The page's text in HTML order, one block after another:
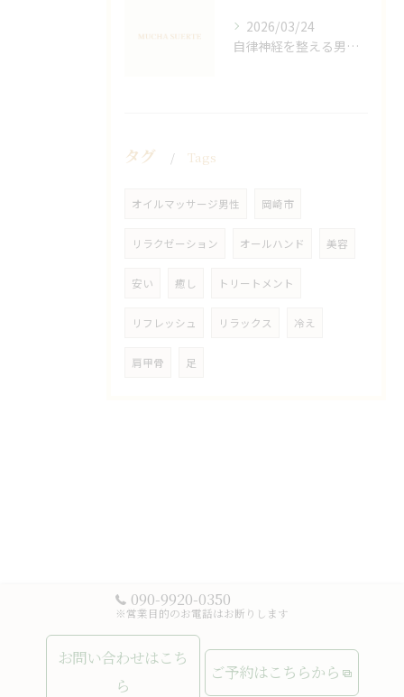
2026/03/24
自律神経を整える男性オイルマッサージ
タグ Tags
オイルマッサージ男性 岡崎市
リラクゼーション オールハンド 美容
安い 癒し トリートメント
リフレッシュ リラックス 冷え
肩甲骨 足
090-9920-0350
※営業目的のお電話はお断りします
お問い合わせはこち
ら
ご予約はこちらから